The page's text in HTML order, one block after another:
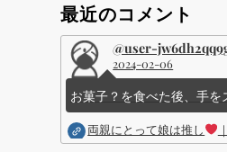
最近のコメント
@user-
2024-02-06
お菓子？を食べた後、手
両親にとって娘は推し